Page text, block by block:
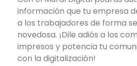
información que tu empresa
a los trabajadores de forma
novedosa. ¡Dile adiós a los
impresos y potencia tu
con la digitalización!